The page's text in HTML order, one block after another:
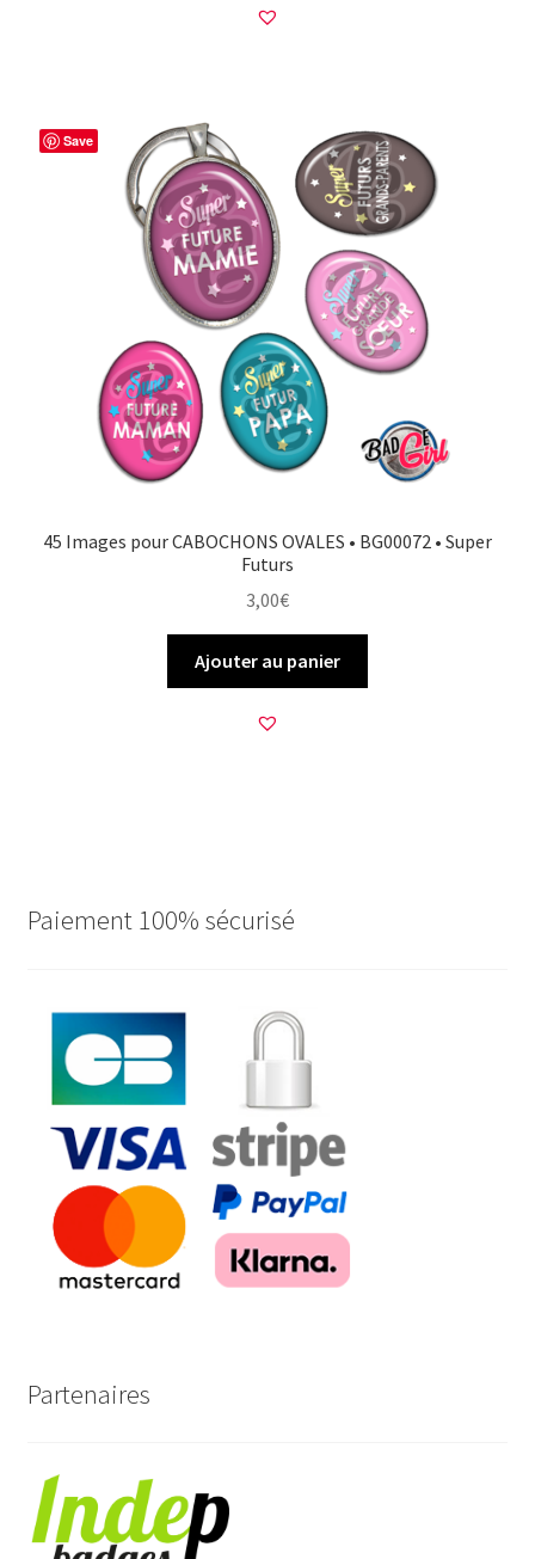
Save
45 Images pour CABOCHONS OVALES • BG00072 • Super
Futurs
3,00€
Ajouter au panier
Paiement 100% sécurisé
Partenaires